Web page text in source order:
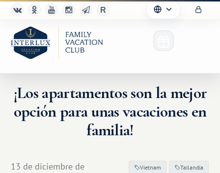
¡Los apartamentos son la mejor
opción para unas vacaciones en
familia!
13 de diciembre de
Vietnam Tailandia